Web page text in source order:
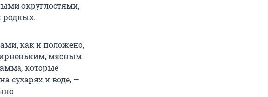
округлостями,
родных.
как и положено,
мясным
которые
сухарях и воде, —